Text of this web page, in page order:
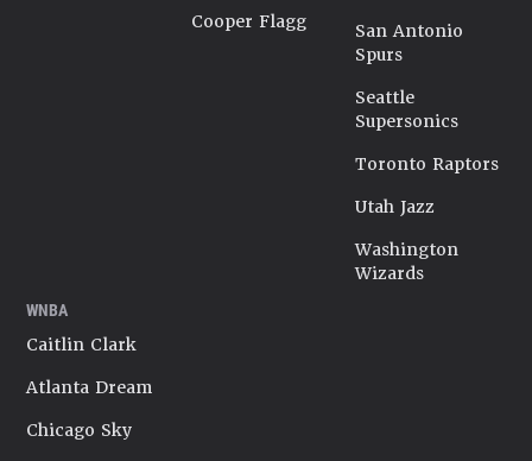
Cooper Flagg
San Antonio
Spurs
Seattle
Supersonics
Toronto Raptors
Utah Jazz
Washington
Wizards
WNBA
Caitlin Clark
Atlanta Dream
Chicago Sky